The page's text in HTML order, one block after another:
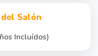
Salón
Incluídos)